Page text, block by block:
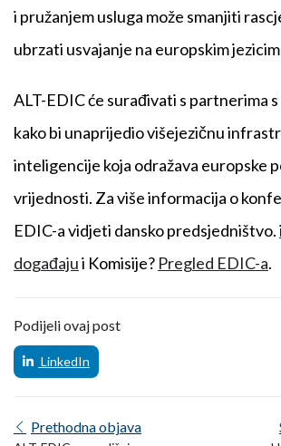
i pružanjem usluga može smanjiti
ubrzati usvajanje na europskim
ALT-EDIC će surađivati s partnerima
kako bi unaprijedio višejezičnu
inteligencije koja odražava europske
vrijednosti. Za više informacija o
EDIC-a vidjeti dansko predsjedništvo.
događajui Komisije? Pregled EDIC-a.
Podijeli ovaj post
LinkedIn
Prethodna objava